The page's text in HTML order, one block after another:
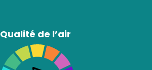
Qualité de l’air